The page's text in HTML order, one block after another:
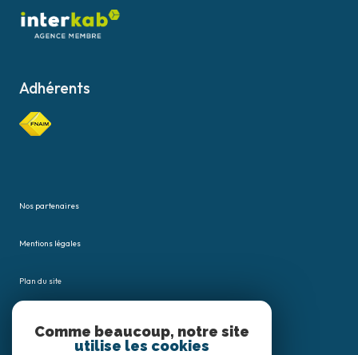
Adhérents
Nos partenaires
Mentions légales
Plan du site
Comme beaucoup, notre site
utilise les cookies